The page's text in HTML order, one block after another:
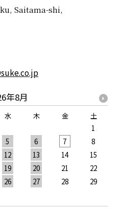
Saitama-shi,
年8月
水 木 金
土
1
5 6 7
8
12 13 14
15
19 20 21
22
26 27 28
29